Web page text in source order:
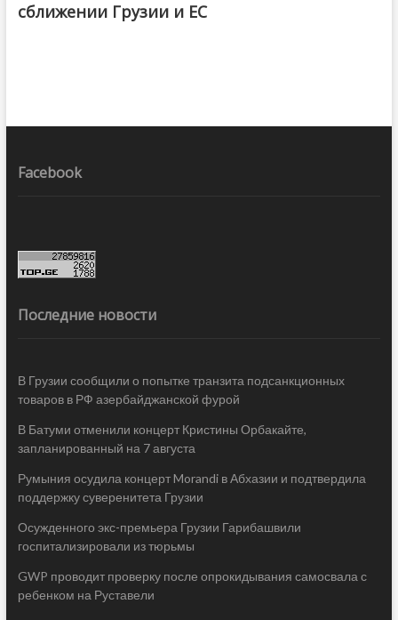
сближении Грузии и ЕС
Facebook
Последние новости
В Грузии сообщили о попытке транзита подсанкционных
товаров в РФ азербайджанской фурой
В Батуми отменили концерт Кристины Орбакайте,
запланированный на 7 августа
Румыния осудила концерт Morandi в Абхазии и подтвердила
поддержку суверенитета Грузии
Осужденного экс-премьера Грузии Гарибашвили
госпитализировали из тюрьмы
GWP проводит проверку после опрокидывания самосвала с
ребенком на Руставели